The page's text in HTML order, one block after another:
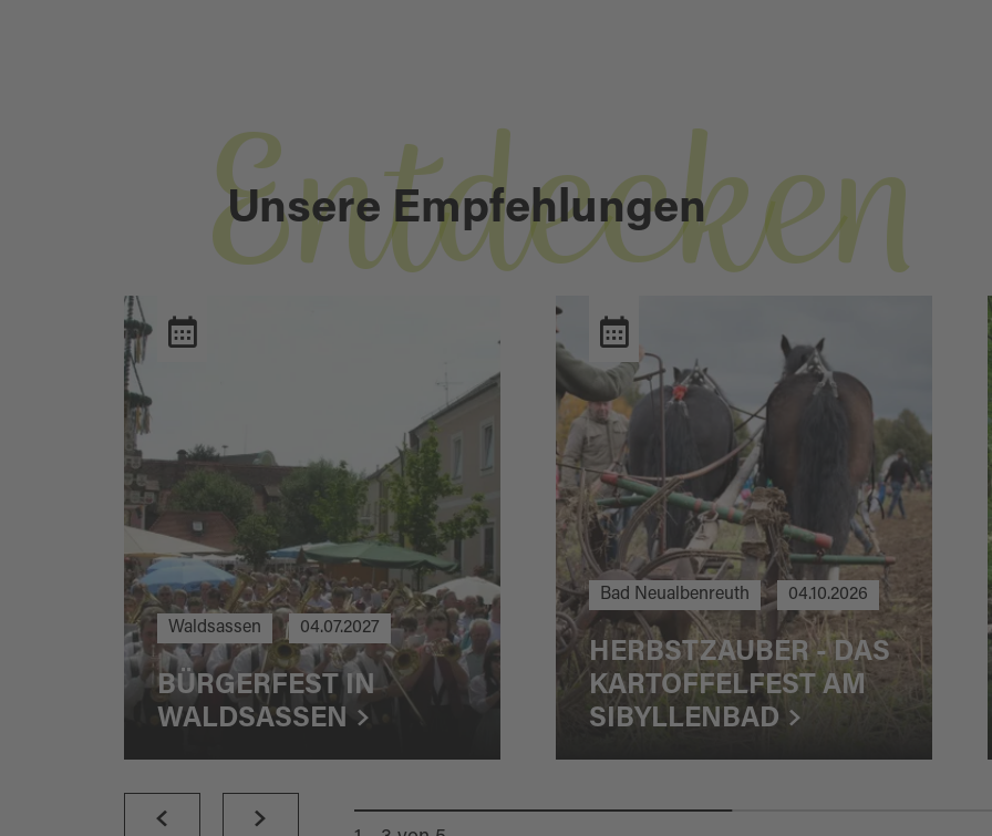
Unsere Empfehlungen
Entdecken
Waldsassen 04.07.2027
BÜRGERFEST IN
WALDSASSEN
Bad Neualbenreuth 04.10.2026
HERBSTZAUBER - DAS
KARTOFFELFEST AM
SIBYLLENBAD